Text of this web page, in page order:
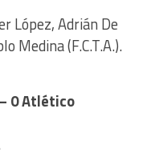
López, Adrián De
Medina (F.C.T.A.).
0 Atlético